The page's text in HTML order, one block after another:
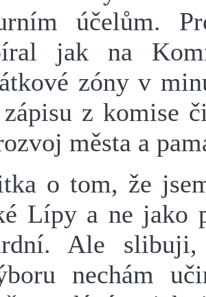
účelům.
jak na
zóny v
z komise
města a
o tom, že
Lípy a ne jako
Ale
nechám